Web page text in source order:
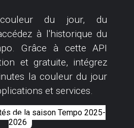
du jour, du
à l'historique du
Grâce à cette API
et gratuite, intégrez
la couleur du jour
et services.
de la saison Tempo 2025-
2026